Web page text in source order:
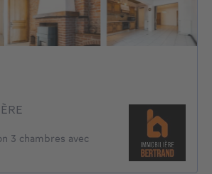
3 chambres avec